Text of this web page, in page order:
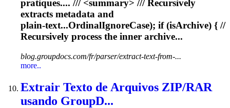
pratiques.... /// <summary> ///Recursively
extracts metadata and
plain‑text...OrdinalIgnoreCase); if (isArchive) { //
Recursively process the inner archive...
blog.groupdocs.com/fr/parser/extract-text-from-...
more..
Extrair Texto de Arquivos ZIP/RAR
usando GroupD...